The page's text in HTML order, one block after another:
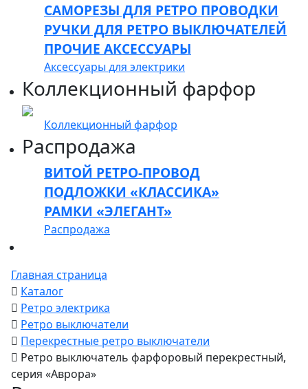
САМОРЕЗЫ ДЛЯ РЕТРО ПРОВОДКИ
РУЧКИ ДЛЯ РЕТРО ВЫКЛЮЧАТЕЛЕЙ
ПРОЧИЕ АКСЕССУАРЫ
Аксессуары для электрики
Коллекционный фарфор
Коллекционный фарфор
Распродажа
ВИТОЙ РЕТРО-ПРОВОД
ПОДЛОЖКИ «КЛАССИКА»
РАМКИ «ЭЛЕГАНТ»
Распродажа
Главная страница
Каталог
Ретро электрика
Ретро выключатели
Перекрестные ретро выключатели
Ретро выключатель фарфоровый перекрестный,
серия «Аврора»